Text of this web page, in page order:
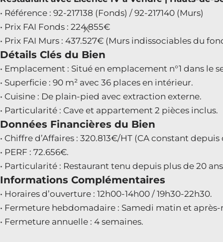
X
• Référence : 92-217138 (Fonds) / 92-217140 (Murs)
• Prix FAI Fonds : 224.855€
• Prix FAI Murs : 437.527€ (Murs indissociables du
Détails Clés du Bien
• Emplacement : Situé en emplacement n°1 dans le
• Superficie : 90 m² avec 36 places en intérieur.
• Cuisine : De plain-pied avec extraction externe.
• Particularité : Cave et appartement 2 pièces inclus.
Données Financières du Bien
• Chiffre d’Affaires : 320.813€/HT (CA constant depuis
• PERF : 72.656€.
• Particularité : Restaurant tenu depuis plus de 20
Informations Complémentaires
• Horaires d’ouverture : 12h00-14h00 / 19h30-22h30.
• Fermeture hebdomadaire : Samedi matin et
• Fermeture annuelle : 4 semaines.